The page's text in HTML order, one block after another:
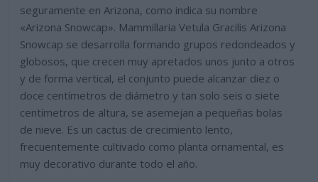
seguramente en Arizona, como indica su nombre
«Arizona Snowcap». Mammillaria Vetula Gracilis Arizona
Snowcap se desarrolla formando grupos redondeados y
globosos, que crecen muy apretados unos junto a otros
y de forma vertical, el conjunto puede alcanzar diez o
doce centímetros de diámetro y tan solo seis o siete
centímetros de altura, se asemejan a pequeñas bolas
de nieve. Es un cactus de crecimiento lento,
frecuentemente cultivado como planta ornamental, es
muy decorativo durante todo el año.